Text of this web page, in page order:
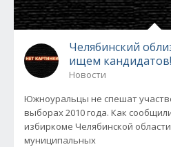
Челябинский
ищем кандидатов!
Новости
Южноуральцы не спешат
выборах 2010 года. Как
избиркоме Челябинской
муниципальных